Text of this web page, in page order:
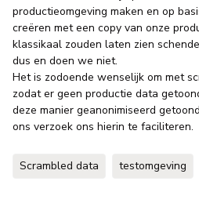
productieomgeving maken en op
creëren met een copy van onze
klassikaal zouden laten zien
dus en doen we niet.
Het is zodoende wenselijk om met
zodat er geen productie data
deze manier geanonimiseerd
ons verzoek ons hierin te faciliteren.
Scrambled data testomgeving